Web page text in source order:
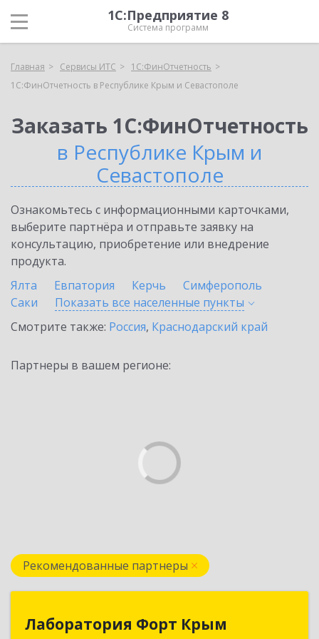
1С:Предприятие 8
Система программ
Главная Сервисы ИТС
1С:ФинОтчетность
1С:ФинОтчетность в Республике Крым и Севастополе
Заказать 1С:ФинОтчетность
в Республике Крым и
Севастополе
Ознакомьтесь с информационными карточками,
выберите партнёра и отправьте заявку на
консультацию, приобретение или внедрение
продукта.
Ялта
Евпатория Керчь
Симферополь
Саки
Показать все населенные пункты
Смотрите также: Россия, Краснодарский край
Партнеры в вашем регионе:
Рекомендованные партнеры
Лаборатория Форт Крым